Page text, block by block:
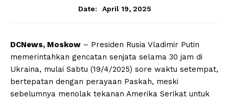
Date:
April 19, 2025
DCNews, Moskow – Presiden Rusia Vladimir Putin
memerintahkan gencatan senjata selama 30 jam di
Ukraina, mulai Sabtu (19/4/2025) sore waktu setempat,
bertepatan dengan perayaan Paskah, meski
sebelumnya menolak tekanan Amerika Serikat untuk